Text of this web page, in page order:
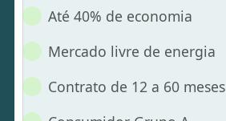
Até 40% de economia
Mercado livre de energia
Contrato de 12 a 60 meses